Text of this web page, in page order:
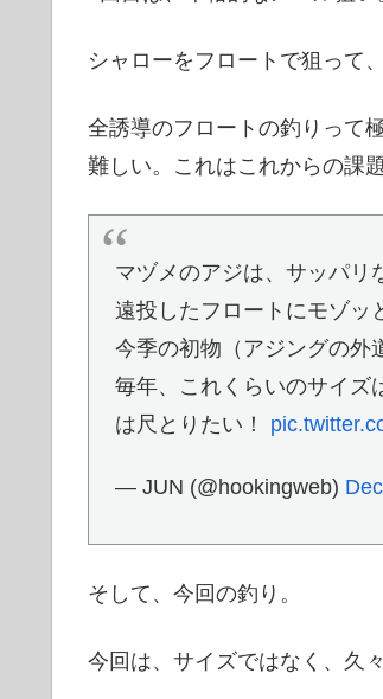
シャローをフロートで狙って
全誘導のフロートの釣りって
難しい。これはこれからの課題
マヅメのアジは、サッパリ
遠投したフロートにモゾッ
今季の初物（アジングの外
毎年、これくらいのサイズ
は尺とりたい！
— JUN (@hookingweb)
そして、今回の釣り。
今回は、サイズではなく、久